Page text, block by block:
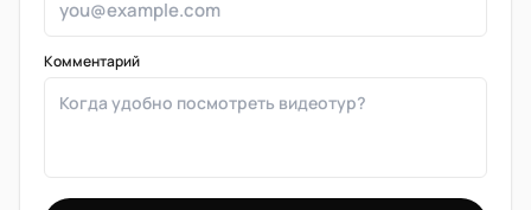
Комментарий